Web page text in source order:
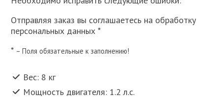
Отправляя заказ вы соглашаетесь на обработку
персональных данных *
* – Поля обязательные к заполнению!
Вес: 8 кг
Мощность двигателя: 1.2 л.с.